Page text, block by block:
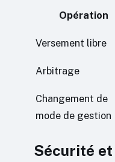
Opération
Versement libre
Arbitrage
Changement de
mode de gestion
Sécurité